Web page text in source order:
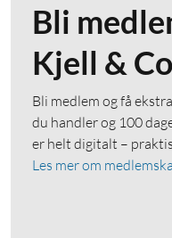
Bli
Kjell &
Bli medlem og få
du handler og 100
er helt digitalt –
Les mer om